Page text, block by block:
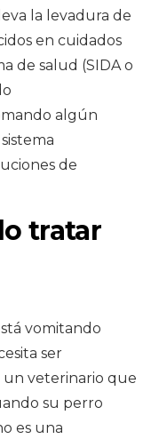
la levadura de
en cuidados
de salud (SIDA o
algún
de
tratar
vomitando
ser
un veterinario que
su perro
es una